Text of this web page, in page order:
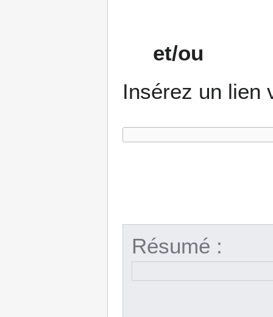
et/ou
Insérez un lien
Résumé :